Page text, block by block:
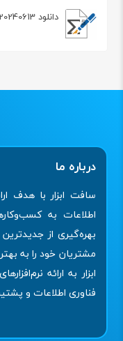
دانلود winedt 11.2 Build 20240613 نرم افزار ویرایشگر متن
درباره ما
سافت ابزار با هدف
اطلاعات به
بهره‌گیری از
مشتریان خود را به
ابزار به ارائه
فناوری اطلاعات و